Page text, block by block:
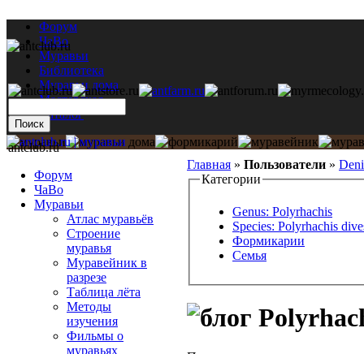
Форум
ЧаВо
Муравьи
Библиотека
Муравьи дома
Мастерская
Каталог
Главная » Пользователи »
Категории
Genus: Polyrhachis
Species: Polyrhachis
Формикарии
Семья
antclub.ru
Форум
ЧаВо
Муравьи
Атлас муравьёв
Строение
муравья
Муравейник в
разрезе
Таблица лёта
Методы
изучения
Фильмы о
муравьях